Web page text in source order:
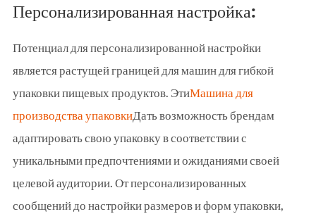
Персонализированная настройка:
Потенциал для персонализированной настройки
является растущей границей для машин для гибкой
упаковки пищевых продуктов. ЭтиМашина для
производства упаковкиДать возможность брендам
адаптировать свою упаковку в соответствии с
уникальными предпочтениями и ожиданиями своей
целевой аудитории. От персонализированных
сообщений до настройки размеров и форм упаковки,